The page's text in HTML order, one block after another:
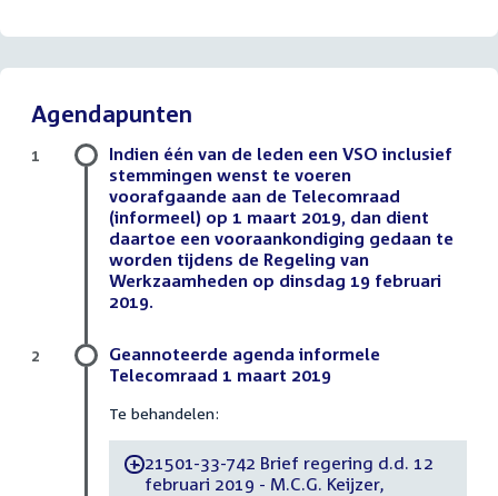
Agendapunten
Indien één van de leden een VSO inclusief
stemmingen wenst te voeren
voorafgaande aan de Telecomraad
(informeel) op 1 maart 2019, dan dient
daartoe een vooraankondiging gedaan te
worden tijdens de Regeling van
Werkzaamheden op dinsdag 19 februari
2019.
1
Geannoteerde agenda informele
Telecomraad 1 maart 2019
Te behandelen:
-21501-33-742 Brief regering d.d. 12
februari 2019 - M.C.G. Keijzer,
2